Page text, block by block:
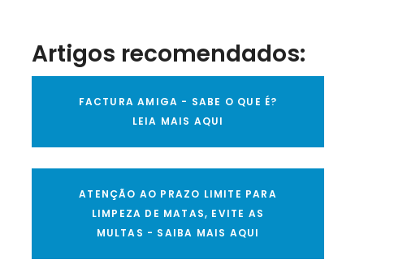
Artigos recomendados:
FACTURA AMIGA - SABE O QUE É?
LEIA MAIS AQUI
ATENÇÃO AO PRAZO LIMITE PARA
LIMPEZA DE MATAS, EVITE AS
MULTAS - SAIBA MAIS AQUI